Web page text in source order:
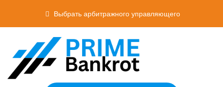
Выбрать арбитражного управляющего